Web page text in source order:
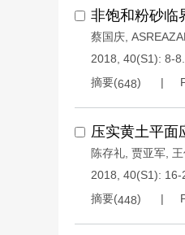
非饱和粉砂临
蔡国庆
2018, 40(S1): 8-8.
摘要(648)
压实黄土平面
陈存礼 贾亚军
2018, 40(S1): 16-
摘要(448)